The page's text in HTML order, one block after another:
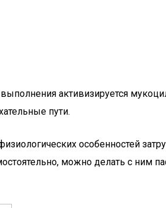
активизируется
пути.
особенностей
можно делать с ним